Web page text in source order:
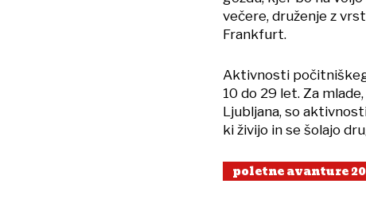
večere, druženje z
Frankfurt.
Aktivnosti
10 do 29 let. Za
Ljubljana, so
ki živijo in se šolajo
poletne avanture